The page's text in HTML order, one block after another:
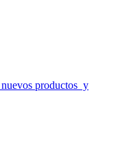
productos y